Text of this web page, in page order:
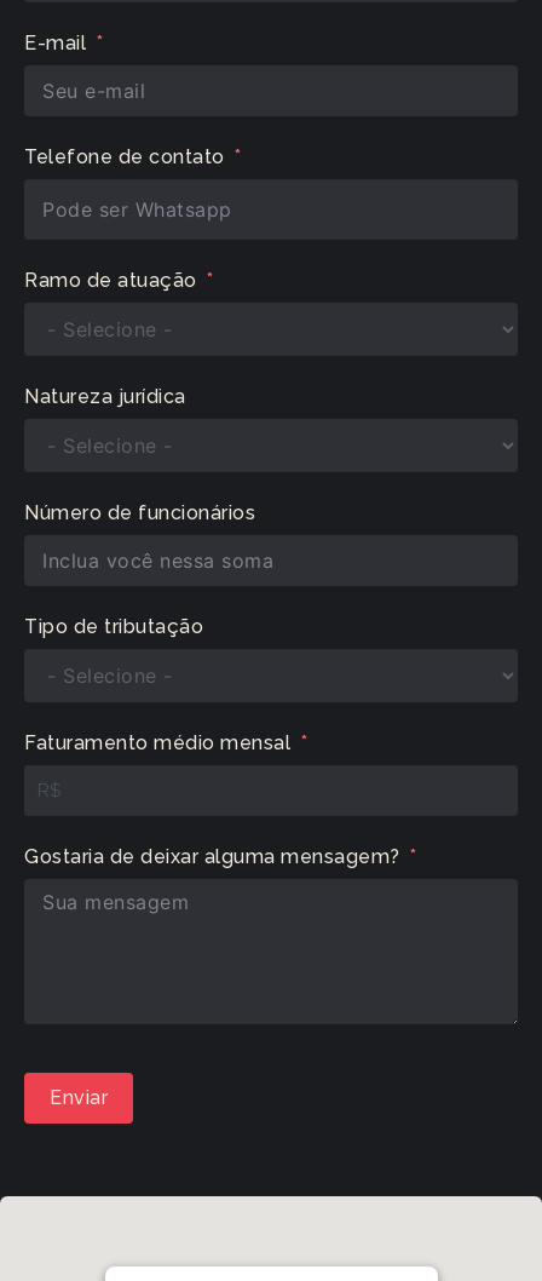
E-mail
Telefone de contato
Ramo de atuação
Natureza jurídica
Número de funcionários
Tipo de tributação
Faturamento médio mensal
R$
Gostaria de deixar alguma mensagem?
Enviar